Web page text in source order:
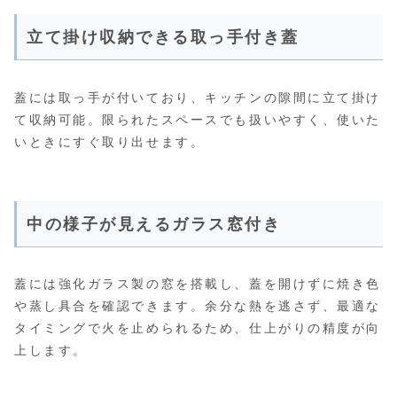
立て掛け収納できる取っ手付き蓋
蓋には取っ手が付いており、キッチンの隙間に立て掛け
て収納可能。限られたスペースでも扱いやすく、使いた
いときにすぐ取り出せます。
中の様子が見えるガラス窓付き
蓋には強化ガラス製の窓を搭載し、蓋を開けずに焼き色
や蒸し具合を確認できます。余分な熱を逃さず、最適な
タイミングで火を止められるため、仕上がりの精度が向
上します。